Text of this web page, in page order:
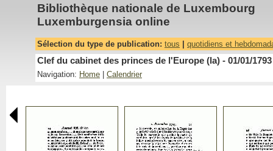
Bibliothèque nationale de Luxembourg
Luxemburgensia online
Sélection du type de publication: tous quotidiens et
Clef du cabinet des princes de l'Europe (la) - 01/01/1793
Navigation: Home Calendrier